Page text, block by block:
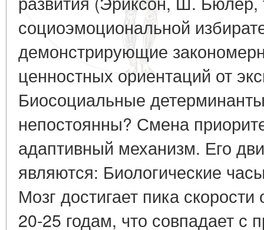
социоэмоциональной
демонстрирующие
ценностных ориентаций от
Биосоциальные
непостоянны? Смена
адаптивный механизм. Его
являются: Биологические
Мозг достигает пика
20-25 годам, что совпадает с